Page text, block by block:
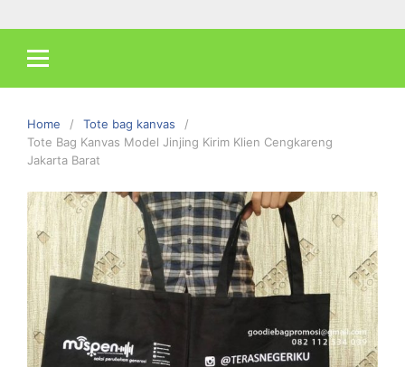
Home
Tote bag kanvas
Tote Bag Kanvas Model Jinjing Kirim Klien Cengkareng
Jakarta Barat